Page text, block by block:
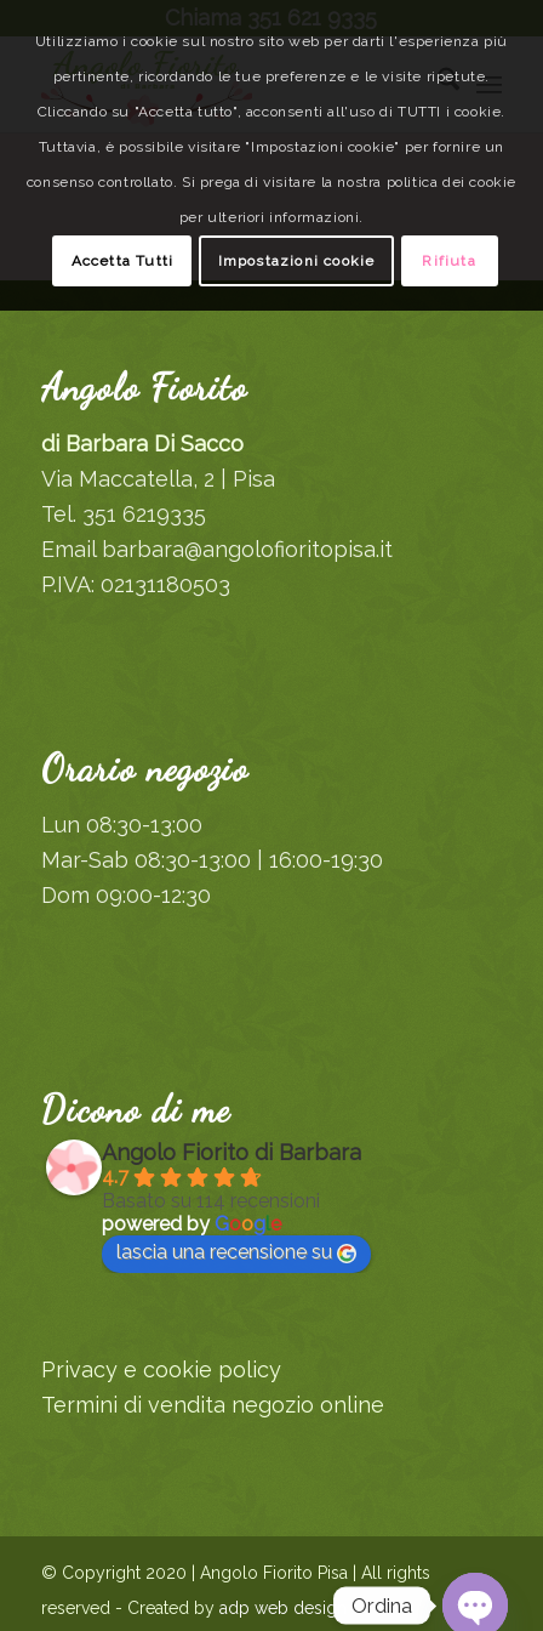
Chiama 351 621 9335
Angolo Fiorito
di Barbara Di Sacco
Via Maccatella, 2 | Pisa
Tel. 351 6219335
Email barbara@angolofioritopisa.it
P.IVA: 02131180503
Orario negozio
Lun 08:30-13:00
Mar-Sab 08:30-13:00 | 16:00-19:30
Dom 09:00-12:30
Dicono di me
Angolo Fiorito di Barbara
4.7
Basato su 114 recensioni
powered byGoogle
lascia una recensione su
Privacy e cookie policy
Termini di vendita negozio online
© Copyright 2020 | Angolo Fiorito Pisa | All rights
reserved - Created byadp web design
Utilizziamo i cookie sul nostro sito web per darti l'esperienza più
pertinente, ricordando le tue preferenze e le visite ripetute.
Cliccando su "Accetta tutto", acconsenti all'uso di TUTTI i cookie.
Tuttavia, è possibile visitare "Impostazioni cookie" per fornire un
consenso controllato. Si prega di visitare la nostra politica dei cookie
per ulteriori informazioni.
Accetta Tutti Impostazioni cookie Rifiuta
Ordina